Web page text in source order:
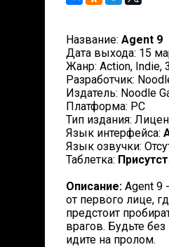
Название: Agent 9
Дата выхода: 15
Жанр: Action, Indie,
Разработчик:
Издатель: Noodle
Платформа: PC
Тип издания:
Язык интерфейса:
Язык озвучки:
Таблетка:
Описание: Agent 9
от первого лице,
предстоит
врагов. Будьте
идите на пролом.